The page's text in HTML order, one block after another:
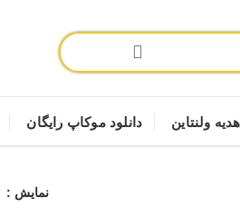
هدیه ولنتاین دانلود موکاپ رایگان
نمایش